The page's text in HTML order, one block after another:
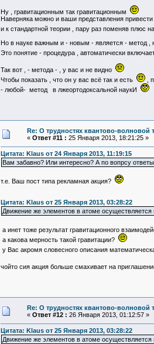
Ну , гравитационным так гравитационным
Наверняка можно и ваши представления
и к стандартной теории , пару раз поменяв плюс
Но в науке важным и - новым - является - метод ,
Это понятие - процедура , автоматически
Так вот , - метода - , у вас и не видно
Чтобы показать , что он у вас всё так и есть
,
- любой- метод в лжеортодоксальной наукИ
Re: О трудностях квантово-волновой
« Ответ #11 : 25 Января 2013, 18:21:25 »
Цитата: Klaus от 24 Января 2013, 11:19:15
Вам забавно? Или интересно? А по вопрсу
т.е. Ваш пост типа рекламная акция?
Цитата: Klaus от 25 Января 2013, 03:28:22
Движение же элементов в атоме
а инет тоже результат гравитационного
а какова мерность такой гравитации?
у Вас акромя словесного описания
чойто сия акция больше смахивает на
Re: О трудностях квантово-волновой
« Ответ #12 : 26 Января 2013, 01:12:57 »
Цитата: Klaus от 25 Января 2013, 03:28:22
Движение же элементов в атоме